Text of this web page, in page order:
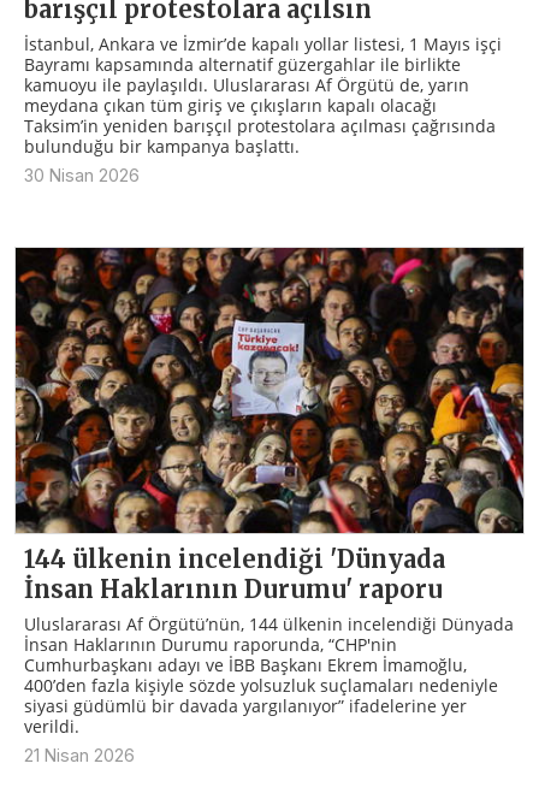
barışçıl protestolara açılsın
İstanbul, Ankara ve İzmir’de kapalı yollar listesi, 1 Mayıs işçi
Bayramı kapsamında alternatif güzergahlar ile birlikte
kamuoyu ile paylaşıldı. Uluslararası Af Örgütü de, yarın
meydana çıkan tüm giriş ve çıkışların kapalı olacağı
Taksim’in yeniden barışçıl protestolara açılması çağrısında
bulunduğu bir kampanya başlattı.
30 Nisan 2026
144 ülkenin incelendiği 'Dünyada
İnsan Haklarının Durumu' raporu
Uluslararası Af Örgütü’nün, 144 ülkenin incelendiği Dünyada
İnsan Haklarının Durumu raporunda, “CHP'nin
Cumhurbaşkanı adayı ve İBB Başkanı Ekrem İmamoğlu,
400’den fazla kişiyle sözde yolsuzluk suçlamaları nedeniyle
siyasi güdümlü bir davada yargılanıyor” ifadelerine yer
verildi.
21 Nisan 2026